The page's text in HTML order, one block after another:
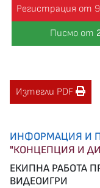
Регистрация от
Писмо от
Изтегли PDF
ИНФОРМАЦИЯ И
"КОНЦЕПЦИЯ И
ЕКИПНА РАБОТА
ВИДЕОИГРИ